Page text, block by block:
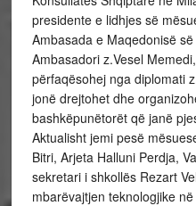
presidente e lidhjes së
Ambasada e Maqedonisë
Ambasadori z.Vesel
përfaqësohej nga diplomati
jonë drejtohet dhe
bashkëpunëtorët që janë
Aktualisht jemi pesë
Bitri, Arjeta Halluni Perdja,
sekretari i shkollës Rezart
mbarëvajtjen teknologjike